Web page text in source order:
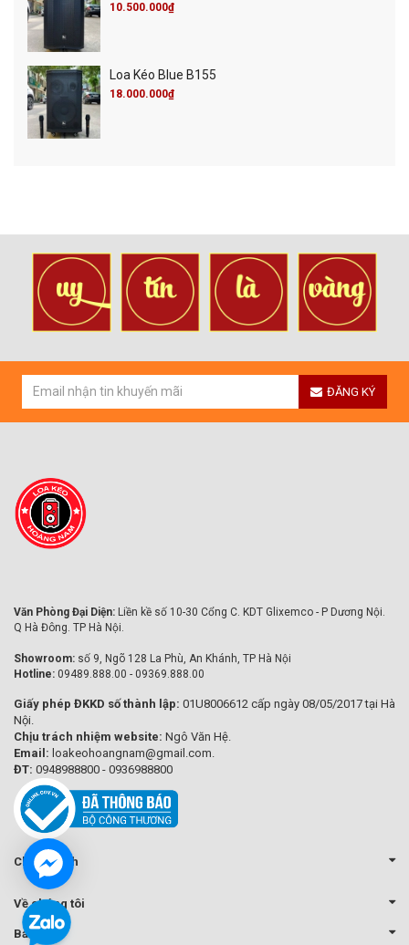
10.500.000₫
Loa Kéo Blue B155
18.000.000₫
ĐĂNG KÝ
Văn Phòng Đại Diện: Liền kề số 10-30 Cổng C. KDT Glixemco - P Dương Nội.
Q Hà Đông. TP Hà Nội.
Showroom: số 9, Ngõ 128 La Phù, An Khánh, TP Hà Nội
Hotline: 09489.888.00 - 09369.888.00
Giấy phép ĐKKD số thành lập: 01U8006612 cấp ngày 08/05/2017 tại Hà
Nội.
Chịu trách nhiệm website: Ngô Văn Hệ.
Email: loakeohoangnam@gmail.com.
ĐT: 0948988800 - 0936988800
Chính sách
Về chúng tôi
Bản đồ